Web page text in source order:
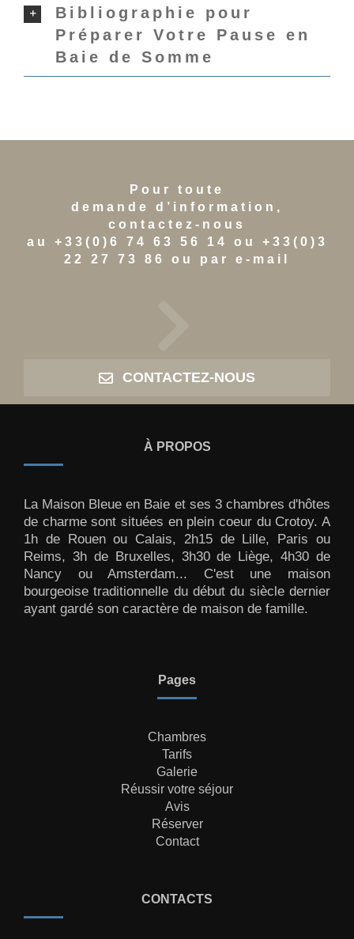
Bibliographie pour
Préparer Votre Pause en
Baie de Somme
Pour toute
demande d’information,
contactez-nous
au +33(0)6 74 63 56 14 ou +33(0)3
22 27 73 86 ou par e-mail
CONTACTEZ-NOUS
À PROPOS
La Maison Bleue en Baie et ses 3 chambres d'hôtes
de charme sont situées en plein coeur du Crotoy. A
1h de Rouen ou Calais, 2h15 de Lille, Paris ou
Reims, 3h de Bruxelles, 3h30 de Liège, 4h30 de
Nancy ou Amsterdam... C'est une maison
bourgeoise traditionnelle du début du siècle dernier
ayant gardé son caractère de maison de famille.
Pages
Chambres
Tarifs
Galerie
Réussir votre séjour
Avis
Réserver
Contact
CONTACTS